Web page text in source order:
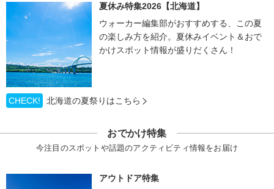
夏休み特集2026【北海道】
ウォーカー編集部がおすすめする、この夏
の楽しみ方を紹介。夏休みイベント＆おで
かけスポット情報が盛りだくさん！
CHECK! 北海道の夏祭りはこちら
おでかけ特集
今注目のスポットや話題のアクティビティ情報をお届け
アウトドア特集